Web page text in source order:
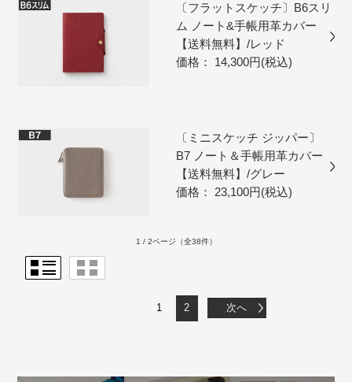
〔フラットスケッチ〕B6スリ
ム ノート&手帳用革カバー
【送料無料】/レッド
価格： 14,300円(税込)
〔ミニスケッチ ジッパー〕
B7 ノート＆手帳用革カバー
【送料無料】/グレー
価格： 23,100円(税込)
1 / 2ページ （全38件）
1 2 次へ